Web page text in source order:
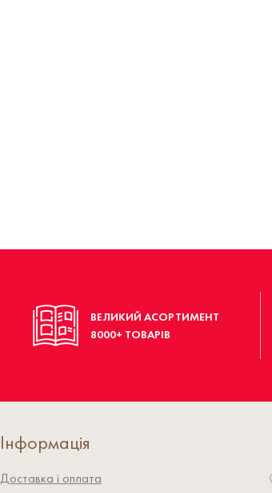
ВЕЛИКИЙ АСОРТИМЕНТ
8000+ ТОВАРІВ
Інформація
Доставка і оплата